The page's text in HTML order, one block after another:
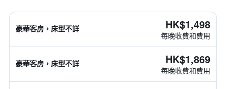
豪華客房，床型不詳 HK$1,498
每晚收費和費用
豪華客房，床型不詳 HK$1,869
每晚收費和費用